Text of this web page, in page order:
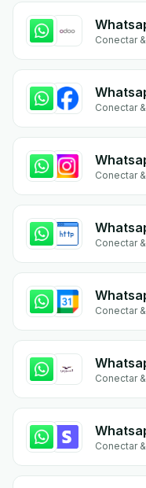
Conectar
Conectar
Conectar
Conectar
Conectar
Conectar
Conectar